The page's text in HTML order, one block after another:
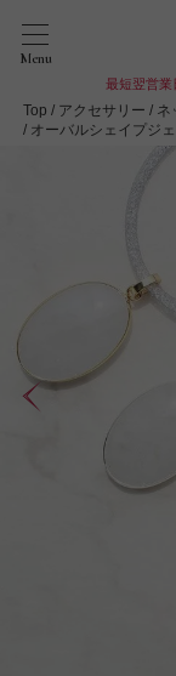
Menu
最短翌営業
Top アクセサリー
ネ
オーバルシェイプジ